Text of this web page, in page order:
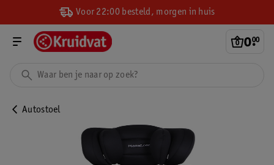
Voor 22:00 besteld, morgen in huis
0.
00
Autostoel